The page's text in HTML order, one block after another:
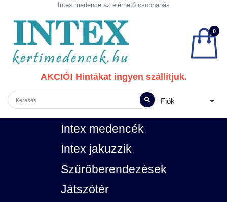
Intex medence az elérhető csobbanás
0
AKCIÓ! Hintákat ingyen szállítjuk.
Fiók
Intex medencék
Intex jakuzzik
Szűrőberendezések
Játszótér